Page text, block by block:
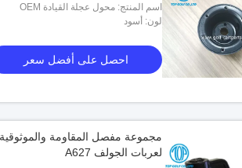
اسم المنتج: محول عجلة القيادة OEM
لون: أسود
احصل على أفضل سعر
لعربات الجولف A627